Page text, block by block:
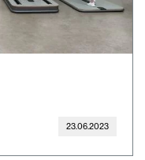
23.06.2023